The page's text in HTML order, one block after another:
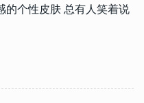
的个性皮肤 总有人笑着说